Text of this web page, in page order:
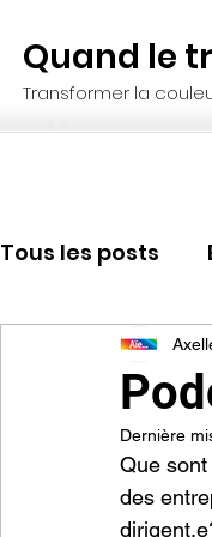
Quand le
Transformer la
Tous les posts
Résilience
Dernière
Que
des